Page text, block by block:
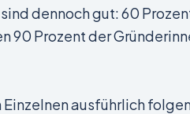
dennoch gut: 60
90 Prozent der
ausführlich